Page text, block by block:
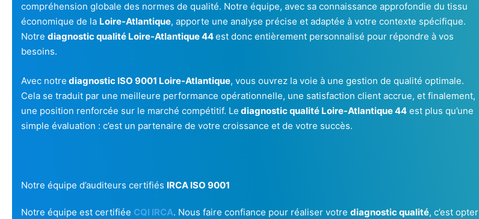
compréhension globale des normes de qualité. Notre équipe, avec sa connaissance approfondie du tissu
économique de la Loire-Atlantique, apporte une analyse précise et adaptée à votre contexte spécifique.
Notre diagnostic qualité Loire-Atlantique 44est donc entièrement personnalisé pour répondre à vos
besoins.
Avec notre diagnostic ISO 9001 Loire-Atlantique, vous ouvrez la voie à une gestion de qualité optimale.
Cela se traduit par une meilleure performance opérationnelle, une satisfaction client accrue, et finalement,
une position renforcée sur le marché compétitif. Le diagnostic qualité Loire-Atlantique 44 est plus qu’une
simple évaluation : c’est un partenaire de votre croissance et de votre succès.
Notre équipe d’auditeurs certifiés IRCA ISO 9001
Notre équipe est certifiée CQI IRCA. Nous faire confiance pour réaliser votre diagnostic qualité, c’est opter